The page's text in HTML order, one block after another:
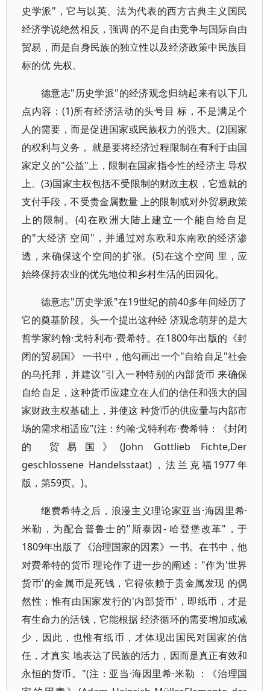
史学派"，它与以英、法为代表的西方古典主义国民
经济学说绝然相反，强调 的不是自由竞争与国际自由
贸易，而是自身民族的独立性以及经济政策中民族目
标的优 先权。
德意志"历史学派"的经济观念归纳起来有以下几
点内容：(1)所有经济活动的头号目 标，不是满足个
人的需要，而是促进国家或民族权力的强大。(2)国家
的权利与义务， 就是要将经济过程限制在有利于由国
家定义的"公益"上，限制在国家指令性的经济主 导权
上。(3)国家主权包括不受限制的财政主权，它造就的
支付手段，不受贵金属数量 上的限制或对外贸易政策
上的限制。(4)在欧洲大陆上建立一个能自给自足
的"大经济 空间"，并通过对东欧和东南欧的经济渗
透，来确保这个空间的扩张。(5)在这个空间 里，应
始终保持农业的优先地位和乡村生活的田园化。
德意志"历史学派"在19世纪的前40多年间经历了
它的奠基阶段。头一个提出这种经 济观念萌芽的是大
哲学家约翰·戈特利布·费希特。在1800年出版的《封
闭的贸易国》 一书中，他勾画出一个"自给自足"社会
的乌托邦，并建议"引入一种特别的内部货币 来确保
自给自足，这种货币应建立在人们的信任和强大的国
家财政主权基础上，并使这 种货币的供应量与内部市
场的需求相适应"(注：约翰·戈特利布·费希特：《封闭
的 贸易国》(John Gottlieb Fichte,Der
geschlossene Handelsstaat)，法兰克福1977年
版，第59页。)。
继费希特之后，浪漫主义理论家亚当·海因里希·
米勒，为配合普鲁士的"斯泰因- 哈登堡改革"，于
1809年出版了《治理国家的因素》一书。在书中，他
对费希特的货币 理论作了进一步的阐述："作为'世界
货币'的金属币是死钱，它得依赖于贵金属发现 的偶
然性；惟有由国家发行的'内部货币'，即纸币，才是
有生命力的活钱，它能根据 经济循环的需要增加或减
少，因此，也惟有纸币，才体现出国民对国家的信
任，才真实 地表达了民族的活力，因而是真正有效和
永恒的货币。"(注：亚当·海因里希·米勒 ：《治理国